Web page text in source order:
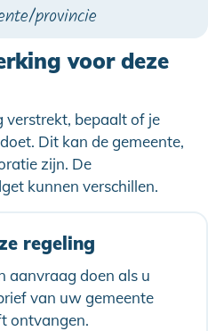
provincie
voor deze
verstrekt, bepaalt of je
Dit kan de gemeente,
zijn. De
kunnen verschillen.
regeling
aanvraag doen als u
van uw gemeente
ontvangen.